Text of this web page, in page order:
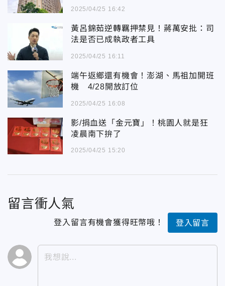
2025/04/25 16:42
黃呂錦茹逆轉羈押禁見！蔣萬安批：司
法是否已成執政者工具
2025/04/25 16:11
端午返鄉還有機會！澎湖、馬祖加開班
機 4/28開放訂位
2025/04/25 16:08
影/捐血送「金元寶」！桃園人就是狂
凌晨南下拚了
2025/04/25 15:20
留言衝人氣
登入留言有機會獲得旺幣哦！ 登入留言